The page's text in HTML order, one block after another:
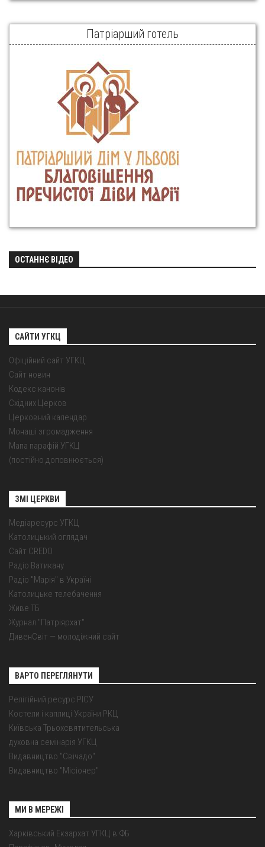
Патріарший готель
ОСТАННЄ ВІДЕО
САЙТИ УГКЦ
Офіційний сайт УГКЦ
Сайт новин
Кодекс канонів
Східних Церков
Церковний календар
Монаші згромадження
Мапа парафій УГКЦ
(постійно доповнюється)
ЗМІ ЦЕРКВИ
Медіаресурс УГКЦ
Католицький оглядач
Сайт CREDO
Радіо Ватикану
Радіо "Марія" в Україні
Католицьке телебачення
Живе ТБ
Журнал "Патріярхат"
ДивенСвіт — молодіжний сайт
ВАРТО ПЕРЕГЛЯНУТИ
Релігійний ресурс РІСУ
Костели і каплиці України РКЦ
Київська Трьохсвятительська
духовна семінарія УГКЦ
Видавництво "Свічадо"
Видавництво "Місіонер"
МИ В МЕРЕЖІ
Харківський Екзархат УГКЦ в ФБ